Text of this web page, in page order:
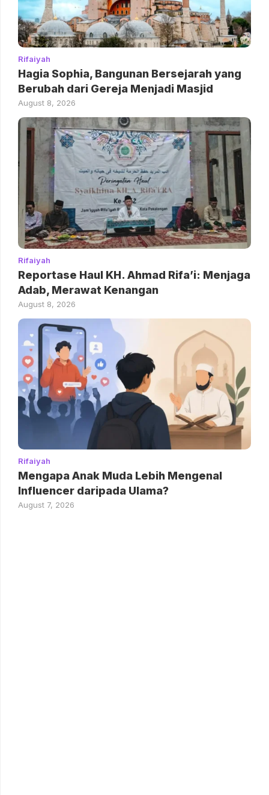
Rifaiyah
Hagia Sophia, Bangunan Bersejarah yang
Berubah dari Gereja Menjadi Masjid
August 8, 2026
Rifaiyah
Reportase Haul KH. Ahmad Rifa’i: Menjaga
Adab, Merawat Kenangan
August 8, 2026
Rifaiyah
Mengapa Anak Muda Lebih Mengenal
Influencer daripada Ulama?
August 7, 2026